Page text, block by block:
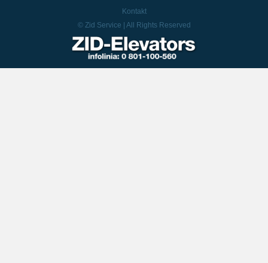
Kontakt
© Zid Service | All Rights Reserved